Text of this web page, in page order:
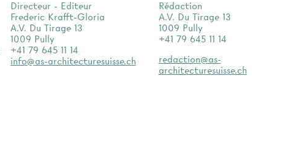
Directeur - Editeur
Frederic Krafft-Gloria
A.V. Du Tirage 13
1009 Pully
+41 79 645 11 14
info@as-architecturesuisse.ch
Rédaction
A.V. Du Tirage 13
1009 Pully
+41 79 645 11 14
redaction@as-
architecturesuisse.ch